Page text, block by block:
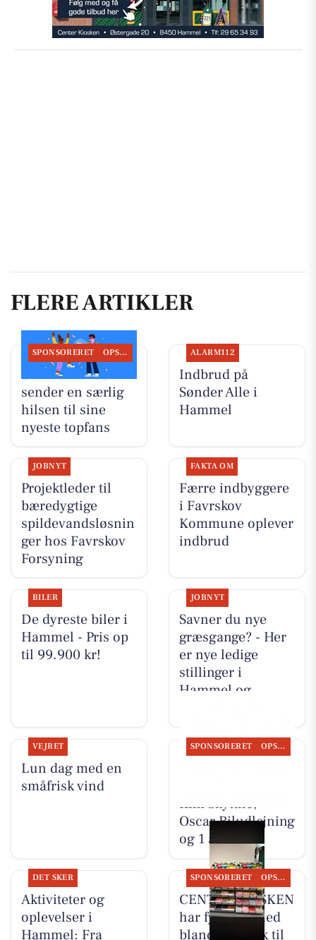
FLERE ARTIKLER
SPONSORERET OPSLAGSTAVLEN
CENTER KIOSKEN
sender en særlig
hilsen til sine
nyeste topfans
ALARM112
Indbrud på
Sønder Alle i
Hammel
JOBNYT
Projektleder til
bæredygtige
spildevandsløsnin
ger hos Favrskov
Forsyning
FAKTA OM
Færre indbyggere
i Favrskov
Kommune oplever
indbrud
BILER
De dyreste biler i
Hammel - Pris op
til 99.900 kr!
JOBNYT
Savner du nye
græsgange? - Her
er nye ledige
stillinger i
Hammel og
VEJRET
Lun dag med en
småfrisk vind
SPONSORERET OPSLAGSTAVLEN
Kim Skytthe,
Oscar Biludlejning
og 1 anden
DET SKER
Aktiviteter og
oplevelser i
Hammel: Fra
SPONSORERET OPSLAGSTAVLEN
CENTER KIOSKEN
har fyldt op med
bland selv slik til